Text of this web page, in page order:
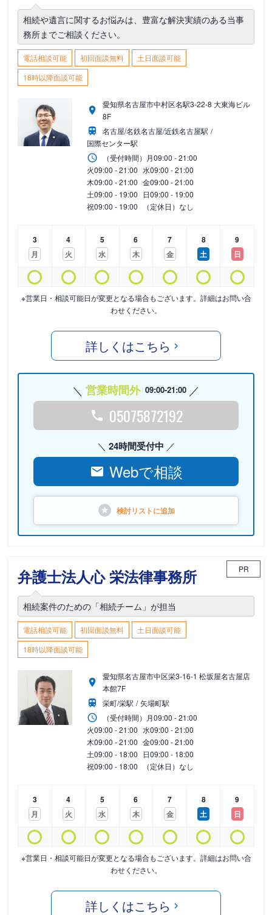
相続や遺言に関するお悩みは、豊富な解決実績のある当事
務所までご相談ください。
電話相談可能 初回面談無料
土日面談可能
18時以降面談可能
愛知県名古屋市中村区名駅3-22-8 大東海ビル
8F
名古屋/名鉄名古屋/近鉄名古屋駅
国際センター駅
（受付時間） 月09:00 - 21:00
火09:00 - 21:00 水09:00 - 21:00
木09:00 - 21:00 金09:00 - 21:00
土09:00 - 19:00 日09:00 - 19:00
祝09:00 - 19:00 （定休日）なし
3
月
4
火
5
水
6
木
7
金
8
土
9
日
※営業日・相談可能日が変更となる場合もございます。詳細はお問い合
わせください。
詳しくはこちら
営業時間外 09:00-21:00
05075872192
24時間受付中
Webで相談
検討リストに追加
弁護士法人心 栄法律事務所 PR
相続案件のための「相続チーム」が担当
電話相談可能 初回面談無料
土日面談可能
18時以降面談可能
愛知県名古屋市中区栄3-16-1 松坂屋名古屋店
本館7F
栄町/栄駅
矢場町駅
（受付時間） 月09:00 - 21:00
火09:00 - 21:00 水09:00 - 21:00
木09:00 - 21:00 金09:00 - 21:00
土09:00 - 18:00 日09:00 - 18:00
祝09:00 - 18:00 （定休日）なし
3
月
4
火
5
水
6
木
7
金
8
土
9
日
※営業日・相談可能日が変更となる場合もございます。詳細はお問い合
わせください。
詳しくはこちら